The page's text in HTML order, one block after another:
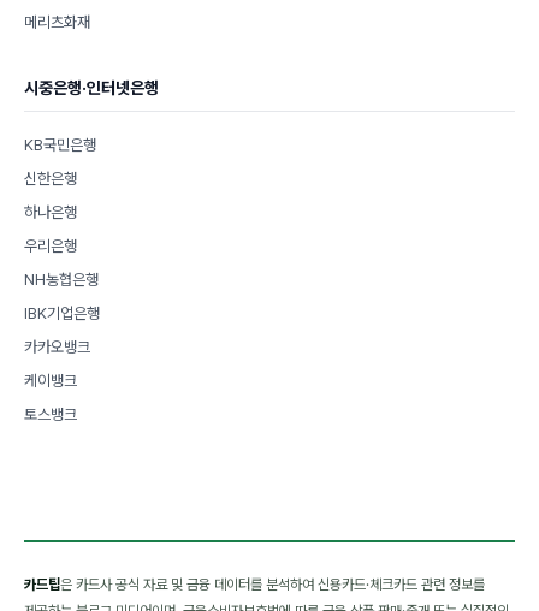
메리츠화재
시중은행·인터넷은행
KB국민은행
신한은행
하나은행
우리은행
NH농협은행
IBK기업은행
카카오뱅크
케이뱅크
토스뱅크
카드팁은 카드사 공식 자료 및 금융 데이터를 분석하여 신용카드·체크카드 관련 정보를